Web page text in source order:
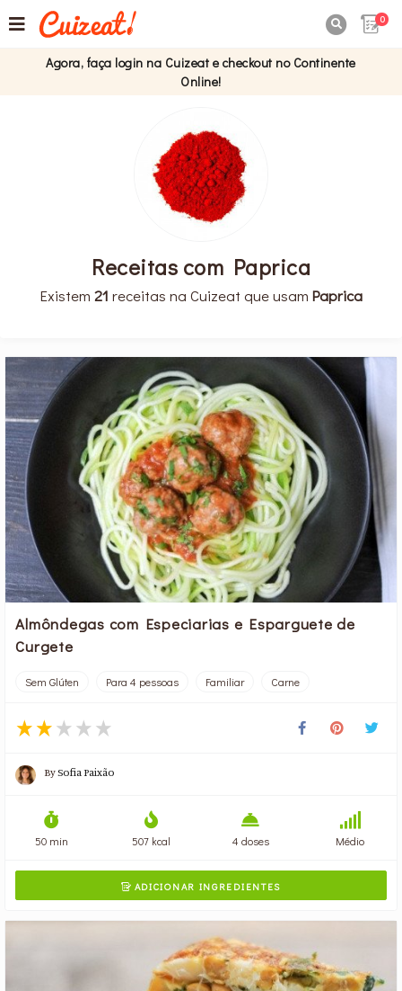
0
Agora, faça login na Cuizeat e checkout no Continente
Online!
Receitas com Paprica
Existem 21 receitas na Cuizeat que usam Paprica
Almôndegas com Especiarias e Esparguete de
Curgete
Sem Glúten Para 4 pessoas Familiar Carne
BySofia Paixão
50 min 507 kcal 4 doses Médio
ADICIONAR INGREDIENTES